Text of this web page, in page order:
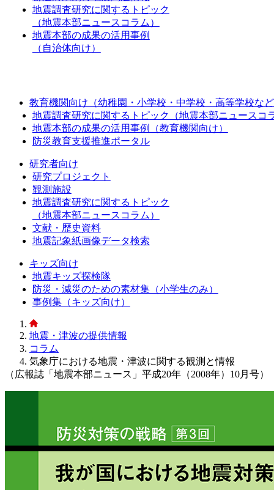
地震調査研究に関するトピック
（地震本部ニュースコラム）
地震本部の成果の活用事例
（自治体向け）
教育機関向け（幼稚園・小学校・中学校・高等学校な
地震調査研究に関するトピック（地震本部ニュースコ
地震本部の成果の活用事例（教育機関向け）
防災教育支援推進ポータル
研究者向け
研究プロジェクト
観測施設
地震調査研究に関するトピック
（地震本部ニュースコラム）
文献・歴史資料
地震記象紙画像データ検索
キッズ向け
地震キッズ探検隊
防災・減災のための素材集（小学生のみ）
事例集（キッズ向け）
地震・津波の提供情報
コラム
気象庁における地震・津波に関する観測と情報
（広報誌「地震本部ニュース」平成20年（2008年）10月号）